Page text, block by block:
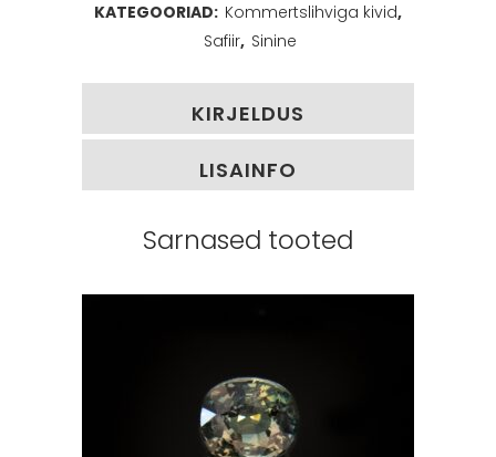
KATEGOORIAD: Kommertslihviga kivid,
Safiir, Sinine
KIRJELDUS
LISAINFO
Sarnased tooted